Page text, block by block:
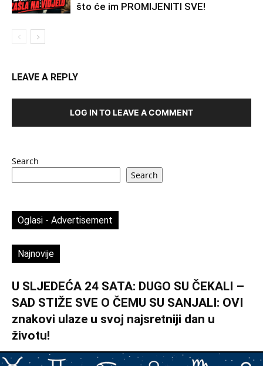
što će im PROMIJENITI SVE!
LEAVE A REPLY
LOG IN TO LEAVE A COMMENT
Search
Search
Oglasi - Advertisement
Najnovije
U SLJEDEĆA 24 SATA: DUGO SU ČEKALI –
SAD STIŽE SVE O ČEMU SU SANJALI: OVI
znakovi ulaze u svoj najsretniji dan u
životu!